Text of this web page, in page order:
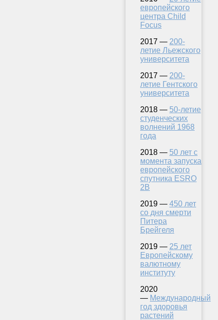
европейского
центра Child
Focus
2017 — 200-
летие Льежского
университета
2017 — 200-
летие Гентского
университета
2018 — 50-летие
студенческих
волнений 1968
года
2018 — 50 лет с
момента запуска
европейского
спутника ESRO
2B
2019 — 450 лет
со дня смерти
Питера
Брейгеля
2019 — 25 лет
Европейскому
валютному
институту
2020
— Международный
год здоровья
растений